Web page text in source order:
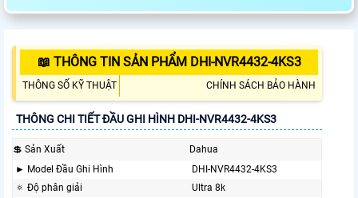
📖 THÔNG TIN SẢN PHẨM DHI-NVR4432-4KS3
THÔNG SỐ KỸ THUẬT CHÍNH SÁCH BẢO HÀNH
THÔNG CHI TIẾT ĐẦU GHI HÌNH DHI-NVR4432-4KS3
💲 Sản Xuất
Dahua
► Model Đầu Ghi Hình
DHI-NVR4432-4KS3
🔅 Độ phân giải
Ultra 8k